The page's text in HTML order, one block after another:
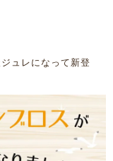
ュレになって新登